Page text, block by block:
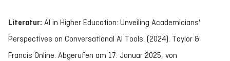
Literatur: AI in Higher Education: Unveiling Academicians'
Perspectives on Conversational AI Tools. (2024). Taylor &
Francis Online. Abgerufen am 17. Januar 2025, von